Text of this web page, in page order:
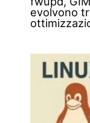
evolvono